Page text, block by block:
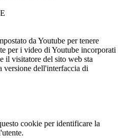
da Youtube per tenere
per i video di Youtube incorporati
il visitatore del sito web sta
versione dell'interfaccia di
cookie per identificare la